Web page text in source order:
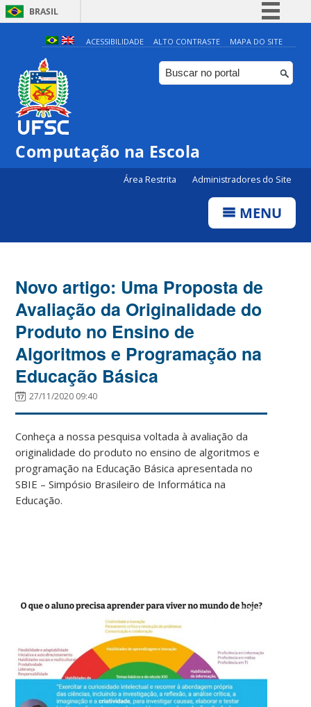
BRASIL
Simplifique!
Comunica BR
Participe
ACESSIBILIDADE ALTO CONTRASTE MAPA DO SITE
Computação na Escola
Área Restrita Administradores do Site
MENU
Novo artigo: Uma Proposta de
Avaliação da Originalidade do
Produto no Ensino de
Algoritmos e Programação na
Educação Básica
27/11/2020 09:40
Conheça a nossa pesquisa voltada à avaliação da
originalidade do produto no ensino de algoritmos e
programação na Educação Básica apresentada no
SBIE – Simpósio Brasileiro de Informática na
Educação.